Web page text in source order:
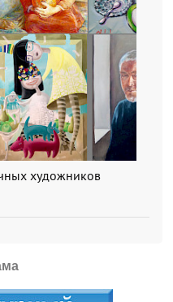
художников